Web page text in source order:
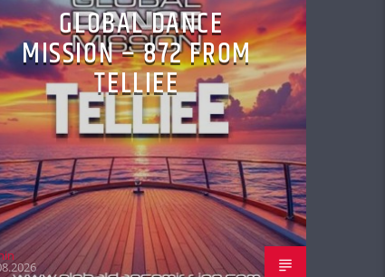
GLOBAL DANCE
MISSION – 872 FROM
TELLIEE